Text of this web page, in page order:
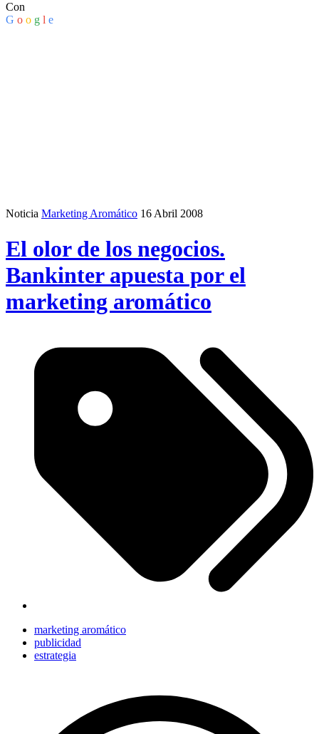
Con
G o o g l e
Noticia Marketing Aromático 16 Abril 2008
El olor de los negocios.
Bankinter apuesta por el
marketing aromático
marketing aromático
publicidad
estrategia